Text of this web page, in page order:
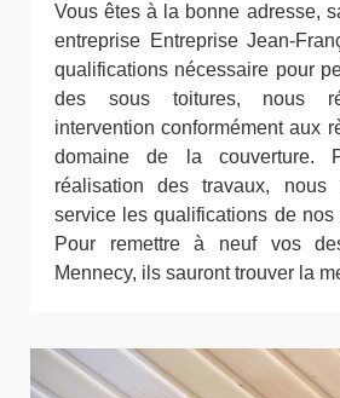
Vous êtes à la bonne adresse,
entreprise Entreprise Jean-
qualifications nécessaire pour
des sous toitures, nous
intervention conformément aux
domaine de la couverture.
réalisation des travaux, nous
service les qualifications de nos
Pour remettre à neuf vos
Mennecy, ils sauront trouver la